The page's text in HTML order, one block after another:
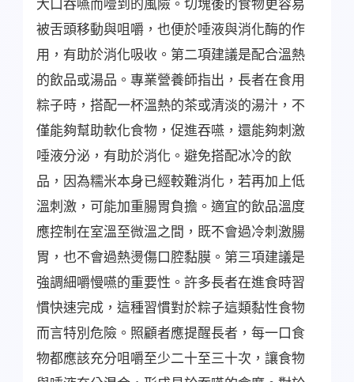
被舌頭移動與咀嚼，也便於唾液與消化酶的作
用，有助於消化吸收。第二項建議是配合溫熱
的飲品或湯品。專業營養師指出，長者在食用
粽子時，搭配一杯溫熱的茶或清淡的湯汁，不
僅能夠幫助軟化食物，促進吞嚥，還能夠刺激
唾液分泌，有助於消化。避免搭配冰冷的飲
品，因為糯米本身已經較難消化，若再加上低
溫刺激，可能加重腸胃負擔。適宜的飲品溫度
應控制在室溫至微溫之間，既不會過冷刺激腸
胃，也不會過熱燙傷口腔黏膜。第三項建議是
強調細嚼慢嚥的重要性。許多長者在進食時習
慣快速完成，這種習慣對於粽子這類黏性食物
而言特別危險。照顧者應提醒長者，每一口食
物都應該充分咀嚼至少二十至三十次，讓食物